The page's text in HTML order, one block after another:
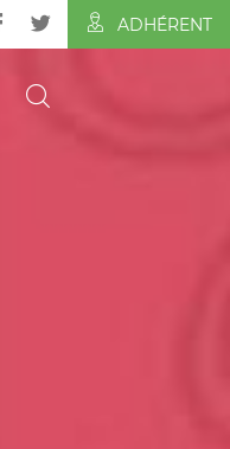
ADHÉRENT